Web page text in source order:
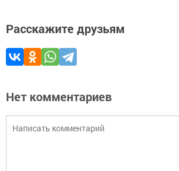
Расскажите друзьям
Нет комментариев